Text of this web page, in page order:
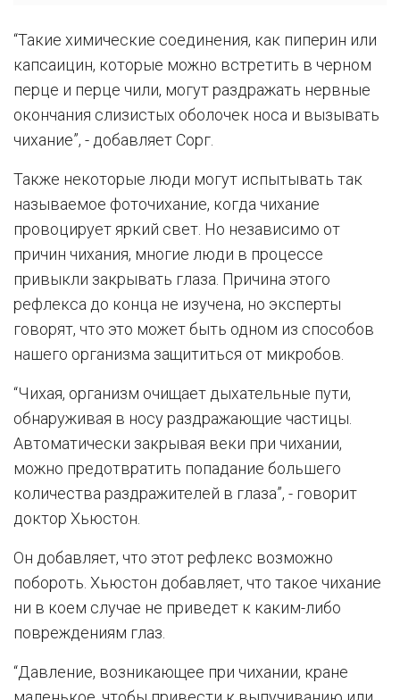
“Такие химические соединения, как пиперин или
капсаицин, которые можно встретить в черном
перце и перце чили, могут раздражать нервные
окончания слизистых оболочек носа и вызывать
чихание”, - добавляет Сорг.
Также некоторые люди могут испытывать так
называемое фоточихание, когда чихание
провоцирует яркий свет. Но независимо от
причин чихания, многие люди в процессе
привыкли закрывать глаза. Причина этого
рефлекса до конца не изучена, но эксперты
говорят, что это может быть одном из способов
нашего организма защититься от микробов.
“Чихая, организм очищает дыхательные пути,
обнаруживая в носу раздражающие частицы.
Автоматически закрывая веки при чихании,
можно предотвратить попадание большего
количества раздражителей в глаза”, - говорит
доктор Хьюстон.
Он добавляет, что этот рефлекс возможно
побороть. Хьюстон добавляет, что такое чихание
ни в коем случае не приведет к каким-либо
повреждениям глаз.
“Давление, возникающее при чихании, кране